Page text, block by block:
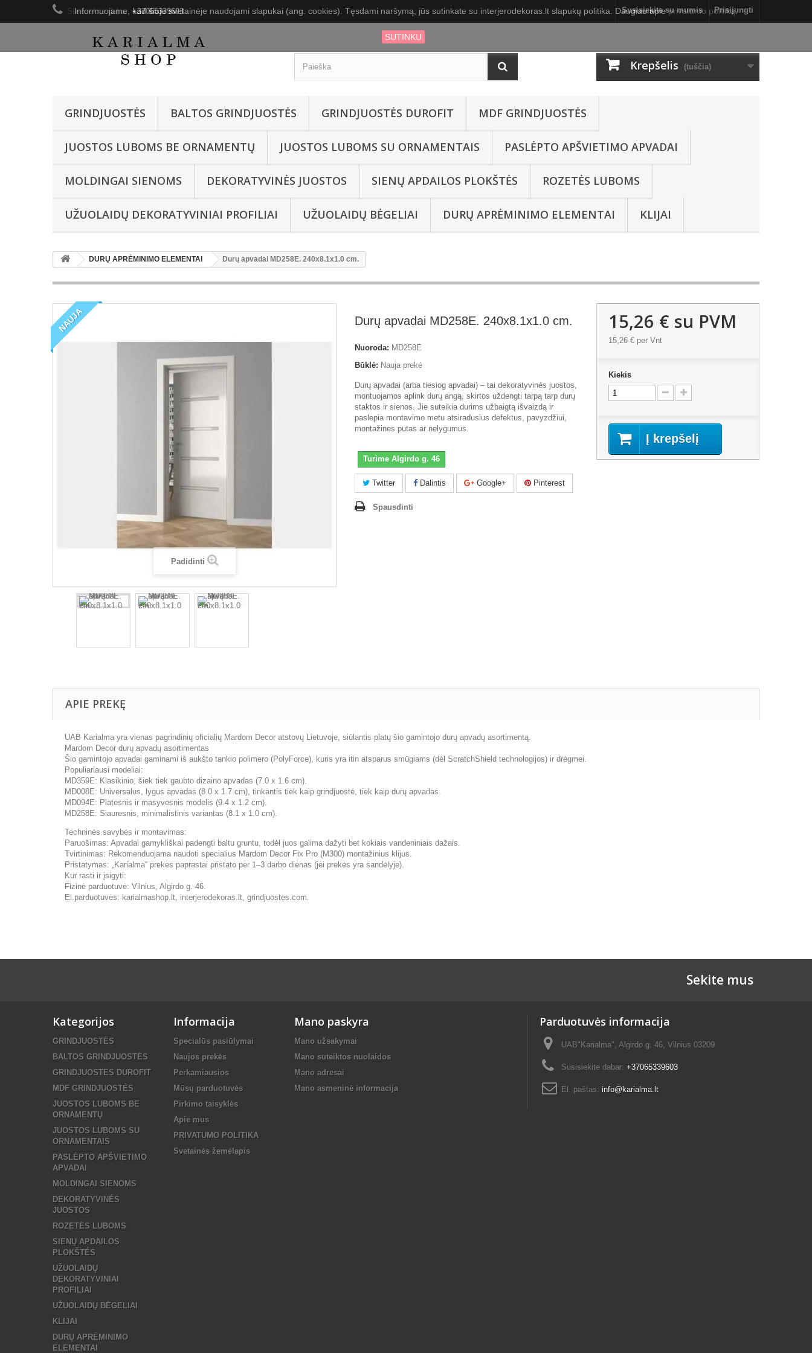
Prisijungti
Susisiekite su mumis
Susisiekite dabar: +37065339603
Krepšelis (tuščia)
GRINDJUOSTĖS BALTOS GRINDJUOSTĖS GRINDJUOSTĖS DUROFIT MDF GRINDJUOSTĖS
JUOSTOS LUBOMS BE ORNAMENTŲ JUOSTOS LUBOMS SU ORNAMENTAIS PASLĖPTO APŠVIETIMO APVADAI
MOLDINGAI SIENOMS DEKORATYVINĖS JUOSTOS SIENŲ APDAILOS PLOKŠTĖS ROZETĖS LUBOMS
UŽUOLAIDŲ DEKORATYVINIAI PROFILIAI UŽUOLAIDŲ BĖGELIAI DURŲ APRĖMINIMO ELEMENTAI KLIJAI
DURŲ APRĖMINIMO ELEMENTAI Durų apvadai MD258E. 240x8.1x1.0 cm.
NAUJA
Padidinti
Durų apvadai MD258E. 240x8.1x1.0 cm.
Nuoroda: MD258E
Būklė: Nauja prekė
Durų apvadai (arba tiesiog apvadai) – tai dekoratyvinės juostos,
montuojamos aplink durų angą, skirtos uždengti tarpą tarp durų
staktos ir sienos. Jie suteikia durims užbaigtą išvaizdą ir
paslepia montavimo metu atsiradusius defektus, pavyzdžiui,
montažines putas ar nelygumus.
Turime Algirdo g. 46
Twitter Dalintis Google+ Pinterest
Spausdinti
15,26 € su PVM
15,26 €per Vnt
Kiekis
Į krepšelį
APIE PREKĘ
UAB Karialma yra vienas pagrindinių oficialių Mardom Decor atstovų Lietuvoje, siūlantis platų šio gamintojo durų apvadų asortimentą.
Mardom Decor durų apvadų asortimentas
Šio gamintojo apvadai gaminami iš aukšto tankio polimero (PolyForce), kuris yra itin atsparus smūgiams (dėl ScratchShield technologijos) ir drėgmei.
Populiariausi modeliai:
MD359E: Klasikinio, šiek tiek gaubto dizaino apvadas (7.0 x 1.6 cm).
MD008E: Universalus, lygus apvadas (8.0 x 1.7 cm), tinkantis tiek kaip grindjuostė, tiek kaip durų apvadas.
MD094E: Platesnis ir masyvesnis modelis (9.4 x 1.2 cm).
MD258E: Siauresnis, minimalistinis variantas (8.1 x 1.0 cm).
Techninės savybės ir montavimas:
Paruošimas: Apvadai gamykliškai padengti baltu gruntu, todėl juos galima dažyti bet kokiais vandeniniais dažais.
Tvirtinimas: Rekomenduojama naudoti specialius Mardom Decor Fix Pro (M300) montažinius klijus.
Pristatymas: „Karialma“ prekes paprastai pristato per 1–3 darbo dienas (jei prekės yra sandėlyje).
Kur rasti ir įsigyti:
Fizinė parduotuvė: Vilnius, Algirdo g. 46.
El.parduotuvės: karialmashop.lt, interjerodekoras.lt, grindjuostes.com.
Sekite mus
Kategorijos
GRINDJUOSTĖS
BALTOS GRINDJUOSTĖS
GRINDJUOSTĖS DUROFIT
MDF GRINDJUOSTĖS
JUOSTOS LUBOMS BE
ORNAMENTŲ
JUOSTOS LUBOMS SU
ORNAMENTAIS
PASLĖPTO APŠVIETIMO
APVADAI
MOLDINGAI SIENOMS
DEKORATYVINĖS
JUOSTOS
ROZETĖS LUBOMS
SIENŲ APDAILOS
PLOKŠTĖS
UŽUOLAIDŲ
DEKORATYVINIAI
PROFILIAI
UŽUOLAIDŲ BĖGELIAI
KLIJAI
DURŲ APRĖMINIMO
ELEMENTAI
Informacija
Specialūs pasiūlymai
Naujos prekės
Perkamiausios
Mūsų parduotuvės
Pirkimo taisyklės
Apie mus
PRIVATUMO POLITIKA
Svetainės žemėlapis
Mano paskyra
Mano užsakymai
Mano suteiktos nuolaidos
Mano adresai
Mano asmeninė informacija
Parduotuvės informacija
UAB"Karialma", Algirdo g. 46, Vilnius 03209
Susisiekite dabar: +37065339603
El. paštas: info@karialma.lt
Informuojame, kad šioje svetainėje naudojami slapukai (ang. cookies). Tęsdami naršymą, jūs sutinkate su interjerodekoras.lt slapukų politika. Daugiau apieprivatumo politiką.
SUTINKU